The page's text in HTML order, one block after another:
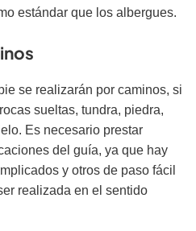
estándar que los albergues.
se realizarán por cami­nos, si
sueltas, tundra, piedra,
Es necesario prestar
del guía, ya que hay
y otros de paso fácil
realizada en el sentido